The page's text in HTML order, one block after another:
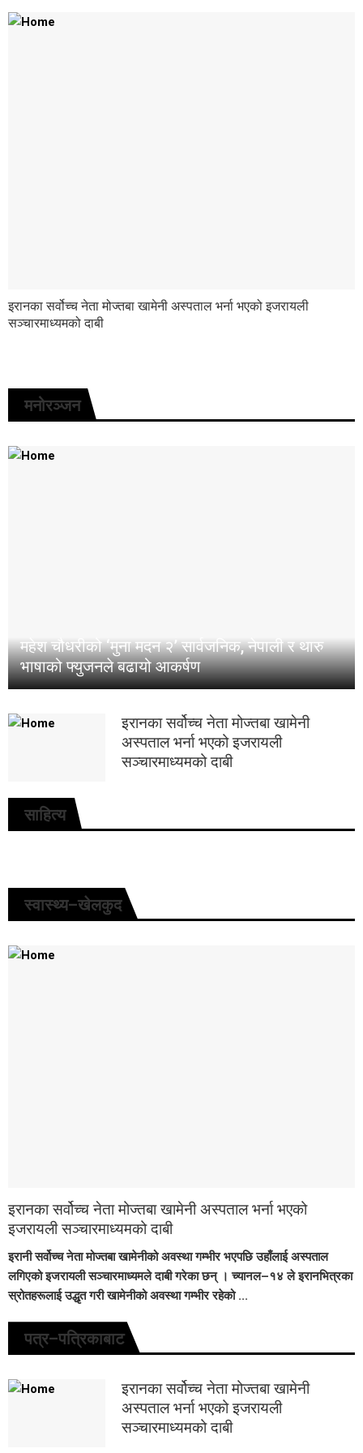
इरानका सर्वोच्च नेता मोज्तबा खामेनी अस्पताल भर्ना भएको इजरायली
सञ्चारमाध्यमको दाबी
मनोरञ्जन
महेश चौधरीको ‘मुना मदन २’ सार्वजनिक, नेपाली र थारु
भाषाको फ्युजनले बढायो आकर्षण
इरानका सर्वोच्च नेता मोज्तबा खामेनी
अस्पताल भर्ना भएको इजरायली
सञ्चारमाध्यमको दाबी
साहित्य
स्वास्थ्य–खेलकुद
इरानका सर्वोच्च नेता मोज्तबा खामेनी अस्पताल भर्ना भएको
इजरायली सञ्चारमाध्यमको दाबी
इरानी सर्वोच्च नेता मोज्तबा खामेनीको अवस्था गम्भीर भएपछि उहाँलाई अस्पताल
लगिएको इजरायली सञ्चारमाध्यमले दाबी गरेका छन् । च्यानल–१४ ले इरानभित्रका
स्रोतहरूलाई उद्धृत गरी खामेनीको अवस्था गम्भीर रहेको ...
पत्र–पत्रिकाबाट
इरानका सर्वोच्च नेता मोज्तबा खामेनी
अस्पताल भर्ना भएको इजरायली
सञ्चारमाध्यमको दाबी